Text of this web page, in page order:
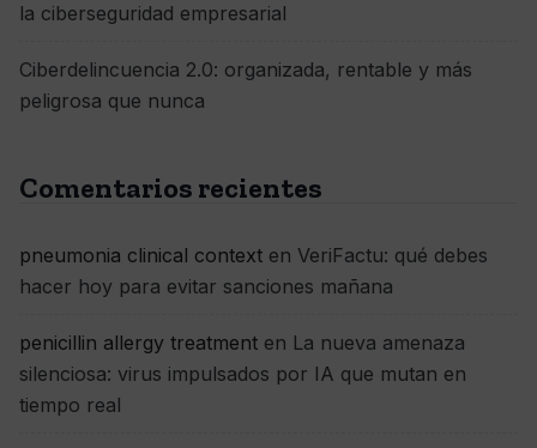
la ciberseguridad empresarial
Ciberdelincuencia 2.0: organizada, rentable y más
peligrosa que nunca
Comentarios recientes
pneumonia clinical context en VeriFactu: qué debes
hacer hoy para evitar sanciones mañana
penicillin allergy treatment en La nueva amenaza
silenciosa: virus impulsados por IA que mutan en
tiempo real